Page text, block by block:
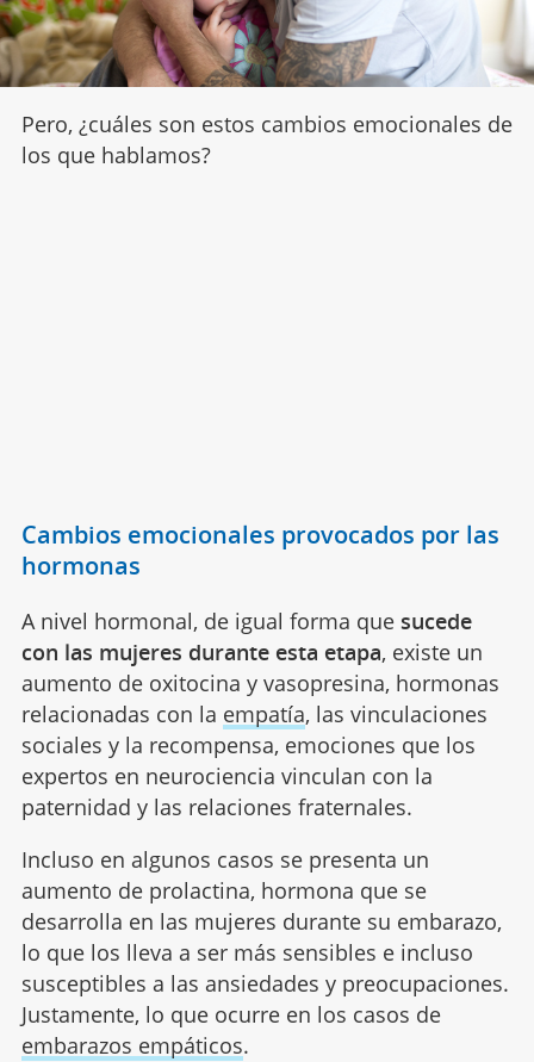
Pero, ¿cuáles son estos cambios emocionales de
los que hablamos?
Cambios emocionales provocados por las
hormonas
A nivel hormonal, de igual forma quesucede
con las mujeres durante esta etapa, existe un
aumento de oxitocina y vasopresina, hormonas
relacionadas con la empatía, las vinculaciones
sociales y la recompensa, emociones que los
expertos en neurociencia vinculan con la
paternidad y las relaciones fraternales.
Incluso en algunos casos se presenta un
aumento de prolactina, hormona que se
desarrolla en las mujeres durante su embarazo,
lo que los lleva a ser más sensibles e incluso
susceptibles a las ansiedades y preocupaciones.
Justamente, lo que ocurre en los casos de
embarazos empáticos.